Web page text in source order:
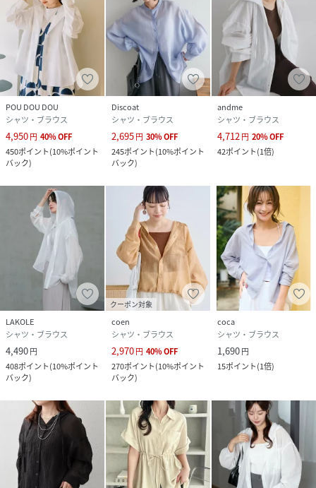
POU DOU DOU
シャツ・ブラウス
4,950円 40%OFF
450ポイント(10%ポイント
バック)
Discoat
シャツ・ブラウス
2,695円 30%OFF
245ポイント(10%ポイント
バック)
andme
シャツ・ブラウス
4,712 円 20%OFF
42ポイント(1倍)
LAKOLE
シャツ・ブラウス
4,490円
408ポイント(10%ポイント
バック)
クーポン対象
coen
シャツ・ブラウス
2,970円 40%OFF
270ポイント(10%ポイント
バック)
coca
シャツ・ブラウス
1,690円
15ポイント(1倍)